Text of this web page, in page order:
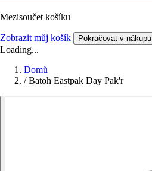
Mezisoučet košíku
Zobrazit můj košík Pokračovat v nákupu
Loading...
Domů
/ Batoh Eastpak Day Pak'r